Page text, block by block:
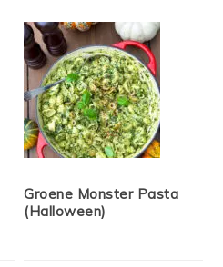
Groene Monster Pasta
(Halloween)